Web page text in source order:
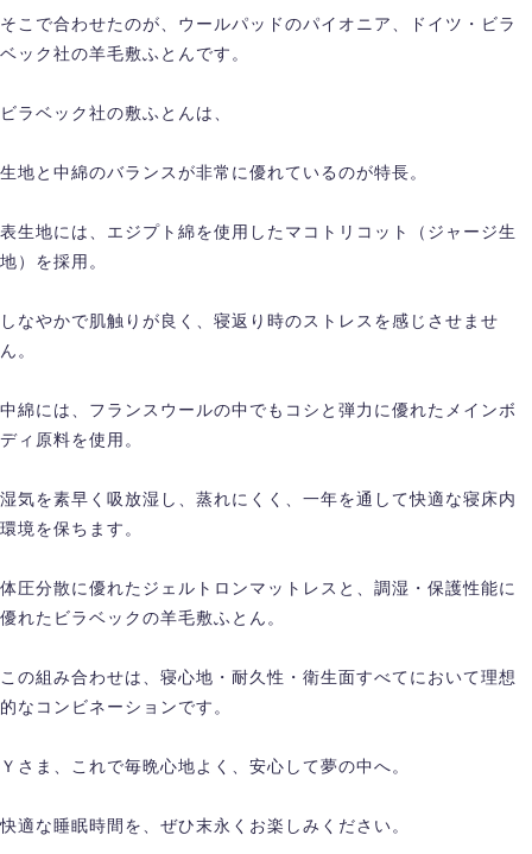
そこで合わせたのが、ウールパッドのパイオニア、ドイツ・ビラ
ベック社の羊毛敷ふとんです。
ビラベック社の敷ふとんは、
生地と中綿のバランスが非常に優れているのが特長。
表生地には、エジプト綿を使用したマコトリコット（ジャージ生
地）を採用。
しなやかで肌触りが良く、寝返り時のストレスを感じさせませ
ん。
中綿には、フランスウールの中でもコシと弾力に優れたメインボ
ディ原料を使用。
湿気を素早く吸放湿し、蒸れにくく、一年を通して快適な寝床内
環境を保ちます。
体圧分散に優れたジェルトロンマットレスと、調湿・保護性能に
優れたビラベックの羊毛敷ふとん。
この組み合わせは、寝心地・耐久性・衛生面すべてにおいて理想
的なコンビネーションです。
Ｙさま、これで毎晩心地よく、安心して夢の中へ。
快適な睡眠時間を、ぜひ末永くお楽しみください。